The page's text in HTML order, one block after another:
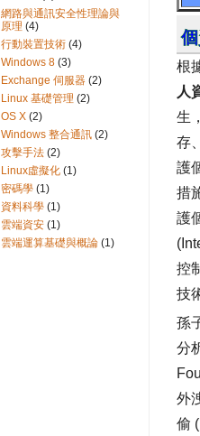
根
人
生
存
護
措
護
控
技
孫
分
外
偷
網路與通訊安全性理論與
原理 (4)
行動裝置技術 (4)
Windows 8 (3)
Exchange 伺服器 (2)
Linux 基礎管理 (2)
OS X (2)
Windows 整合通訊 (2)
攻擊手法 (2)
Linux虛擬化 (1)
密碼學 (1)
資料科學 (1)
雲端資安 (1)
雲端運算基礎與概論 (1)